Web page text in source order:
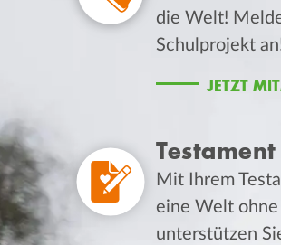
die Welt!
Schulprojekt
JETZT
Mit Ihrem
eine Welt
unterstützen